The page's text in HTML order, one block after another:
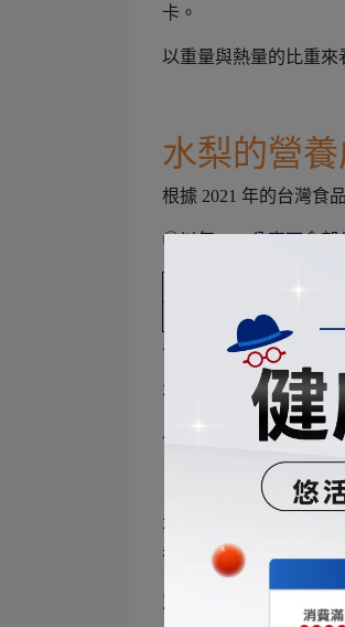
卡。
以重量與熱量的比重來
水梨的營
根據 2021 年的台灣食
◎以每 100 公克可食部
熱量(kcal)
34
以上表格列出水梨較主
水梨與一般我們所吃
以下舉出水梨最常被提
水梨的水含量極高，以
果。
2. 膳食纖維